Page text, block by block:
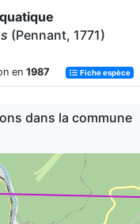
(Pennant, 1771)
en 1987 Fiche espèce
en
1987 Fiche espèce
dans la commune